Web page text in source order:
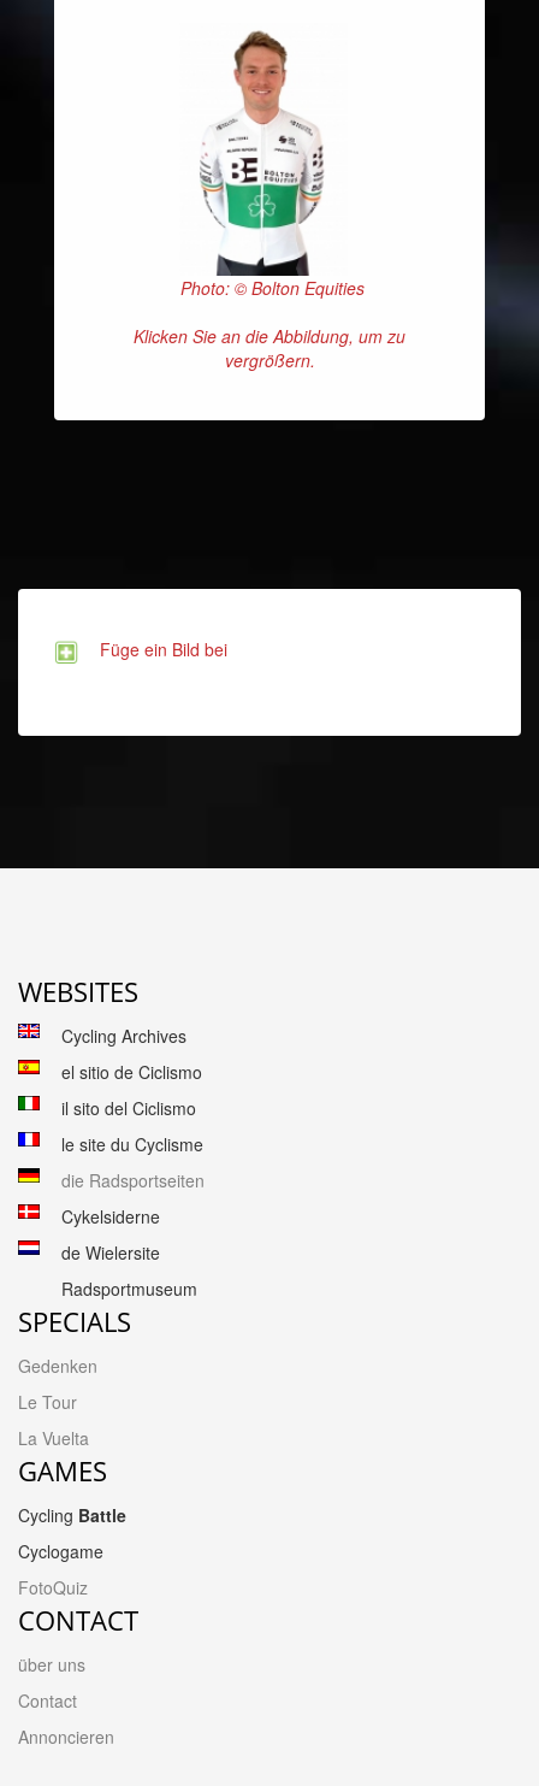
Photo: © Bolton Equities
Klicken Sie an die Abbildung, um zu
vergrößern.
Füge ein Bild bei
WEBSITES
Cycling Archives
el sitio de Ciclismo
il sito del Ciclismo
le site du Cyclisme
die Radsportseiten
Cykelsiderne
de Wielersite
Radsportmuseum
SPECIALS
Gedenken
Le Tour
La Vuelta
GAMES
Cycling Battle
Cyclogame
FotoQuiz
CONTACT
über uns
Contact
Annoncieren